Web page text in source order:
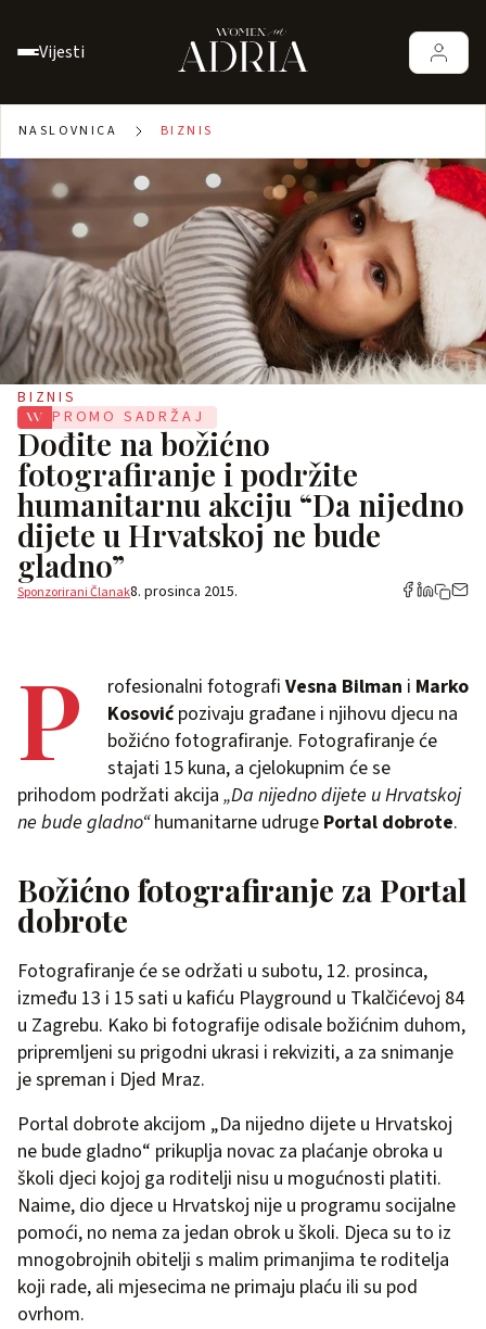
Vijesti
NASLOVNICA BIZNIS
BIZNIS
PROMO SADRŽAJ
Dođite na božićno
fotografiranje i podržite
humanitarnu akciju “Da nijedno
dijete u Hrvatskoj ne bude
gladno”
Sponzorirani Članak8. prosinca 2015.
P rofesionalni fotografi Vesna Bilman i Marko
Kosovićpozivaju građane i njihovu djecu na
božićno fotografiranje. Fotografiranje će
stajati 15 kuna, a cjelokupnim će se
prihodom podržati akcija „Da nijedno dijete u Hrvatskoj
ne bude gladno“humanitarne udruge Portal dobrote.
Božićno fotografiranje za Portal
dobrote
Fotografiranje će se održati u subotu, 12. prosinca,
između 13 i 15 sati u kafiću Playground u Tkalčićevoj 84
u Zagrebu. Kako bi fotografije odisale božićnim duhom,
pripremljeni su prigodni ukrasi i rekviziti, a za snimanje
je spreman i Djed Mraz.
Portal dobrote akcijom „Da nijedno dijete u Hrvatskoj
ne bude gladno“ prikuplja novac za plaćanje obroka u
školi djeci kojoj ga roditelji nisu u mogućnosti platiti.
Naime, dio djece u Hrvatskoj nije u programu socijalne
pomoći, no nema za jedan obrok u školi. Djeca su to iz
mnogobrojnih obitelji s malim primanjima te roditelja
koji rade, ali mjesecima ne primaju plaću ili su pod
ovrhom.